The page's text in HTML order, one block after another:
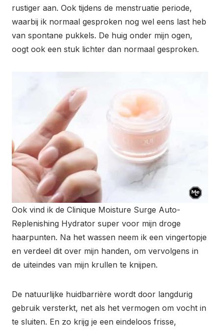
rustiger aan. Ook tijdens de menstruatie periode,
waarbij ik normaal gesproken nog wel eens last heb
van spontane pukkels. De huig onder mijn ogen,
oogt ook een stuk lichter dan normaal gesproken.
Ook vind ik de Clinique Moisture Surge Auto-
Replenishing Hydrator super voor mijn droge
haarpunten. Na het wassen neem ik een vingertopje
en verdeel dit over mijn handen, om vervolgens in
de uiteindes van mijn krullen te knijpen.
De natuurlijke huidbarrière wordt door langdurig
gebruik versterkt, net als het vermogen om vocht in
te sluiten. En zo krijg je een eindeloos frisse,